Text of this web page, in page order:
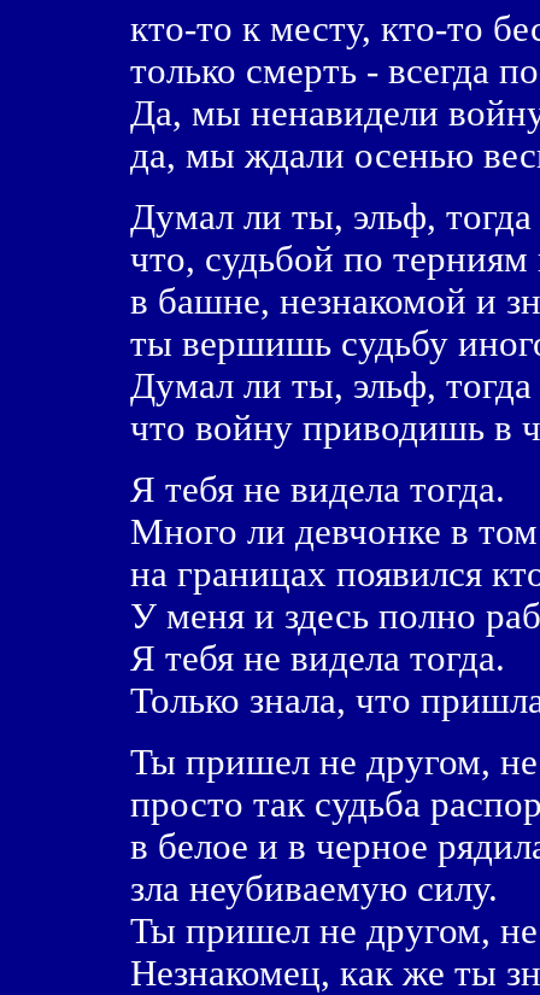
кто-то к месту, кто-то
только смерть - всегда
Да, мы ненавидели
да, мы ждали осенью
Думал ли ты, эльф,
что, судьбой по
в башне, незнакомой и
ты вершишь судьбу
Думал ли ты, эльф,
что войну приводишь в
Я тебя не видела тогда.
Много ли девчонке в
на границах появился
У меня и здесь полно
Я тебя не видела тогда.
Только знала, что
Ты пришел не другом,
просто так судьба
в белое и в черное
зла неубиваемую силу.
Ты пришел не другом,
Незнакомец, как же ты